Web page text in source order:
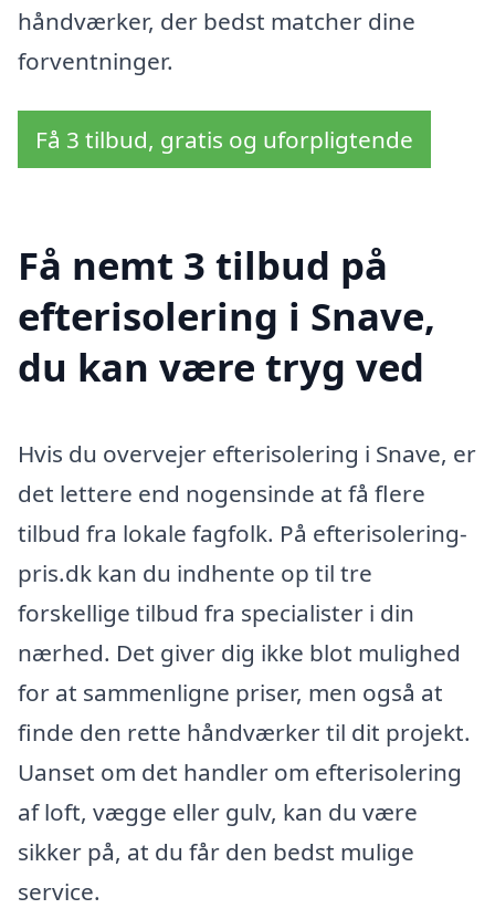
håndværker, der bedst matcher dine
forventninger.
Få 3 tilbud, gratis og uforpligtende
Få nemt 3 tilbud på
efterisolering i Snave,
du kan være tryg ved
Hvis du overvejer efterisolering i Snave, er
det lettere end nogensinde at få flere
tilbud fra lokale fagfolk. På efterisolering-
pris.dk kan du indhente op til tre
forskellige tilbud fra specialister i din
nærhed. Det giver dig ikke blot mulighed
for at sammenligne priser, men også at
finde den rette håndværker til dit projekt.
Uanset om det handler om efterisolering
af loft, vægge eller gulv, kan du være
sikker på, at du får den bedst mulige
service.